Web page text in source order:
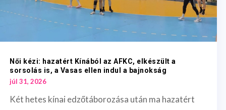
Női kézi: hazatért Kínából az AFKC, elkészült a
sorsolás is, a Vasas ellen indul a bajnokság
júl 31, 2026
Két hetes kínai edzőtáborozása után ma hazatért